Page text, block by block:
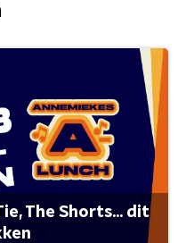
The Shorts... dit